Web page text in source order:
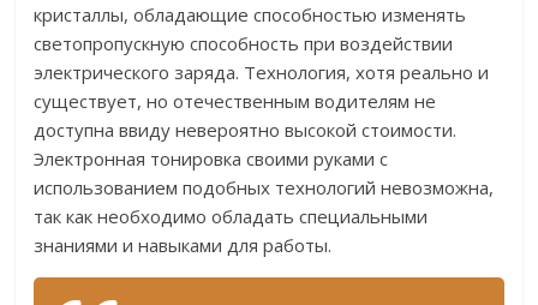
кристаллы, обладающие способностью изменять
светопропускную способность при воздействии
электрического заряда. Технология, хотя реально и
существует, но отечественным водителям не
доступна ввиду невероятно высокой стоимости.
Электронная тонировка своими руками с
использованием подобных технологий невозможна,
так как необходимо обладать специальными
знаниями и навыками для работы.